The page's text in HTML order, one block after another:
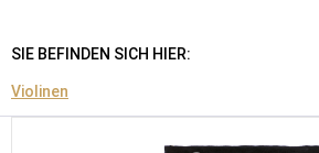
SIE BEFINDEN SICH HIER:
Violinen